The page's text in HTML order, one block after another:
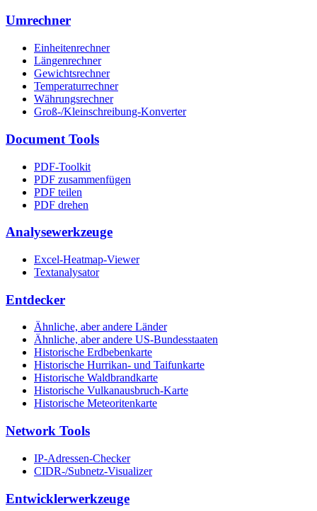
Umrechner
Einheitenrechner
Längenrechner
Gewichtsrechner
Temperaturrechner
Währungsrechner
Groß-/Kleinschreibung-Konverter
Document Tools
PDF-Toolkit
PDF zusammenfügen
PDF teilen
PDF drehen
Analysewerkzeuge
Excel-Heatmap-Viewer
Textanalysator
Entdecker
Ähnliche, aber andere Länder
Ähnliche, aber andere US-Bundesstaaten
Historische Erdbebenkarte
Historische Hurrikan- und Taifunkarte
Historische Waldbrandkarte
Historische Vulkanausbruch-Karte
Historische Meteoritenkarte
Network Tools
IP-Adressen-Checker
CIDR-/Subnetz-Visualizer
Entwicklerwerkzeuge